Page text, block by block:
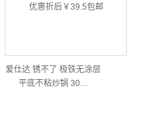
爱仕达 锈不了 极铁无涂层
平底不粘炒锅 30…